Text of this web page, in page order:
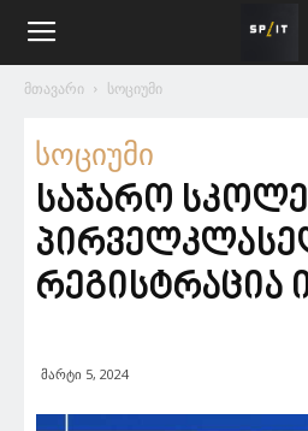
მთავარი სოციუმი
სოციუმი
საჯარო
რეგისტრაცია
მარტი 5, 2024